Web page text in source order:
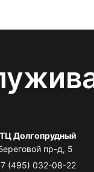
Долгопрудный
пр-д, 5
(495) 032-08-22